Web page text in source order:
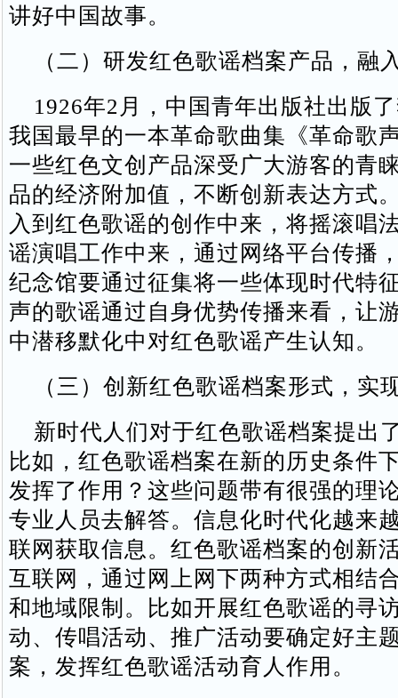
讲好中国故事。
（二）研发红色歌谣档案产品，融
1926年2月，中国青年出版社出版
我国最早的一本革命歌曲集《革命歌
一些红色文创产品深受广大游客的青
品的经济附加值，不断创新表达方式
入到红色歌谣的创作中来，将摇滚唱
谣演唱工作中来，通过网络平台传播
纪念馆要通过征集将一些体现时代特
声的歌谣通过自身优势传播来看，让
中潜移默化中对红色歌谣产生认知。
（三）创新红色歌谣档案形式，实
新时代人们对于红色歌谣档案提出
比如，红色歌谣档案在新的历史条件
发挥了作用？这些问题带有很强的理
专业人员去解答。信息化时代化越来
联网获取信息。红色歌谣档案的创新
互联网，通过网上网下两种方式相结
和地域限制。比如开展红色歌谣的寻
动、传唱活动、推广活动要确定好主
案，发挥红色歌谣活动育人作用。